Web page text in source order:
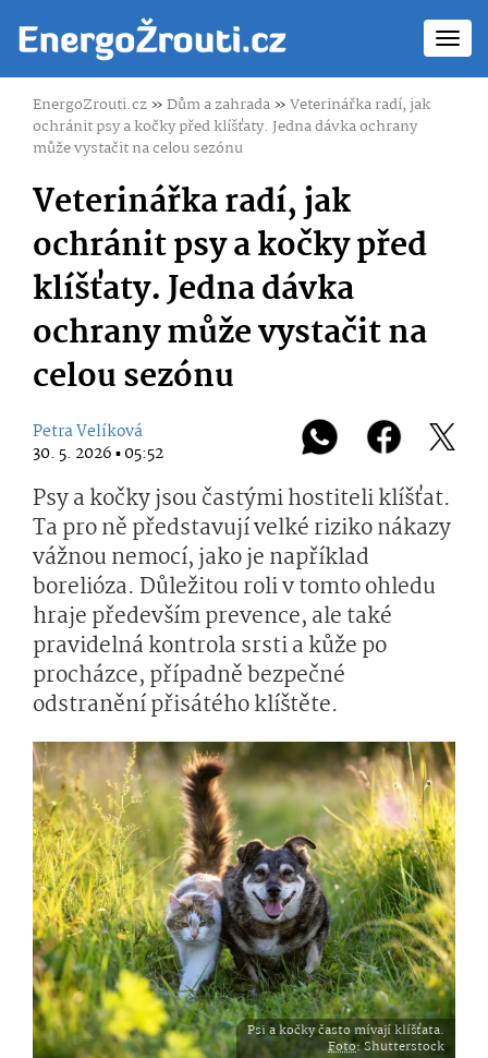
EnergoZrouti.cz»Dům a zahrada»Veterinářka radí, jak
ochránit psy a kočky před klíšťaty. Jedna dávka ochrany
může vystačit na celou sezónu
Veterinářka radí, jak
ochránit psy a kočky před
klíšťaty. Jedna dávka
ochrany může vystačit na
celou sezónu
Petra Velíková
30. 5. 2026 ▪ 05:52
Psy a kočky jsou častými hostiteli klíšťat.
Ta pro ně představují velké riziko nákazy
vážnou nemocí, jako je například
borelióza. Důležitou roli v tomto ohledu
hraje především prevence, ale také
pravidelná kontrola srsti a kůže po
procházce, případně bezpečné
odstranění přisátého klíštěte.
Psi a kočky často mívají klíšťata.
Foto: Shutterstock